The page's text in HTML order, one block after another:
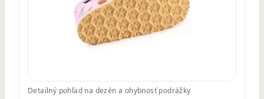
Detailný pohľad na dezén a ohybnosť podrážky